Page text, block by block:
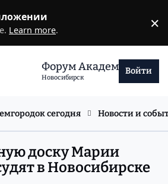
Learn more. ×
Форум Академгородка
Новосибирск
Войти
сегодня Новости и
доску Марии
в Новосибирске